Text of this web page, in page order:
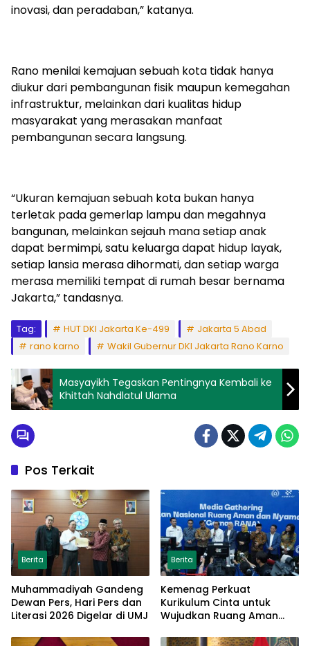
inovasi, dan peradaban,” katanya.
Rano menilai kemajuan sebuah kota tidak hanya
diukur dari pembangunan fisik maupun kemegahan
infrastruktur, melainkan dari kualitas hidup
masyarakat yang merasakan manfaat
pembangunan secara langsung.
“Ukuran kemajuan sebuah kota bukan hanya
terletak pada gemerlap lampu dan megahnya
bangunan, melainkan sejauh mana setiap anak
dapat bermimpi, satu keluarga dapat hidup layak,
setiap lansia merasa dihormati, dan setiap warga
merasa memiliki tempat di rumah besar bernama
Jakarta,” tandasnya.
Tag: HUT DKI Jakarta Ke-499
Jakarta 5 Abad
rano karno
Wakil Gubernur DKI Jakarta Rano Karno
Masyayikh Tegaskan Pentingnya Kembali ke
Khittah Nahdlatul Ulama
Pos Terkait
Berita
Muhammadiyah Gandeng
Dewan Pers, Hari Pers dan
Literasi 2026 Digelar di UMJ
Berita
Kemenag Perkuat
Kurikulum Cinta untuk
Wujudkan Ruang Aman